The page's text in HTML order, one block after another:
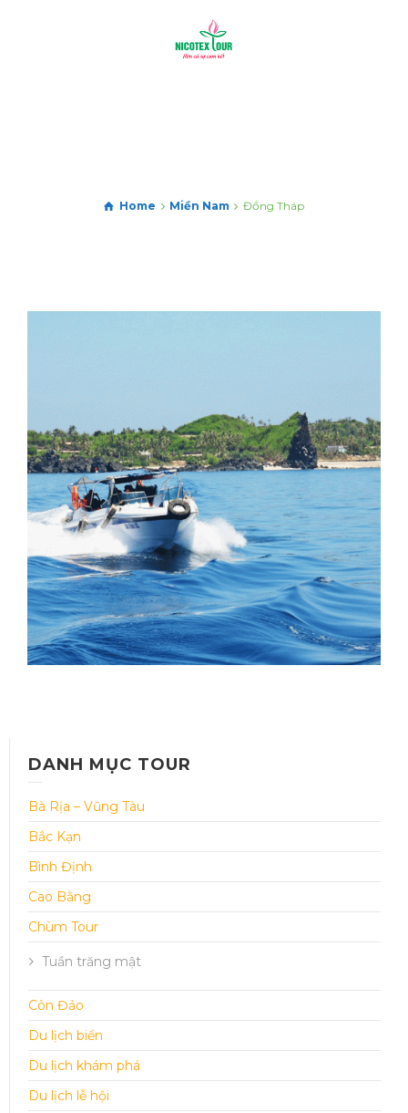
Home Miền Nam Đồng Tháp
HÀ NỘI – QUẢNG NGÃI – ĐẢO
LÝ SƠN – BÌNH ĐỊNH –PHÚ
YÊN– HÀ NỘI
Thời gian: 05 Ngày 04 đêm
DANH MỤC TOUR
Bà Rịa – Vũng Tàu
Bắc Kạn
Bình Định
Cao Bằng
Chùm Tour
Tuần trăng mật
Côn Đảo
Du lịch biển
Du lịch khám phá
Du lịch lễ hội